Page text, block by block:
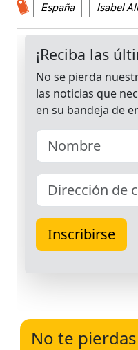
España Isabel
No te